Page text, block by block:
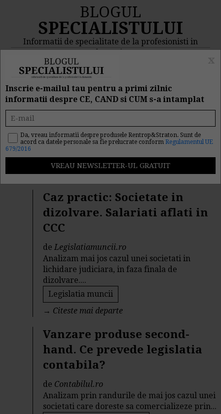
BLOGUL
SPECIALISTULUI
Informatii de specialitate de la profesionisti in
domeniu
MENIU
Rezultat cautare
"societati"
Cautarea facuta dupa cuvantul/sirul de cuvinte "
a returnat 1026 articole.
Caz practic: Societate in
dizolvare. Salariati aflati in
CCC
deLegislatiamuncii.ro
Analizam mai jos cazul unei societati in
lichidare judiciara, in faza finala de
dizolvare....
Legislatia muncii
→ Citeste mai departe
Vanzare produse second-
hand. Ce prevede legislatia
contabila?
de Contabilul.ro
Analizam prin randurile de mai jos cazul unei
societati care doreste sa comercializeze prin...
Inscrie e-mailul tau pentru a primi zilnic
informatii despre CE, CAND si CUM s-a intamplat
Da, vreau informatii despre produsele Rentrop&Straton. Sunt de
acord ca datele personale sa fie prelucrate conform Regulamentul UE
679/2016